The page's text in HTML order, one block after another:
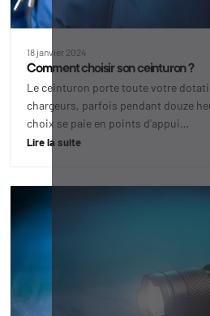
18 janvier 2024
Comment choisir son ceinturon ?
Le ceinturon porte toute votre
chargeurs, parfois pendant douze
choix se paie en points d'appui…
Lire la suite